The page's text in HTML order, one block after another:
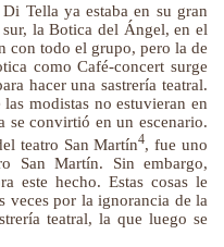
Tella ya estaba en su gran
la Botica del Ángel, en el
con todo el grupo, pero la de
como Café-concert surge
hacer una sastrería teatral.
modistas no estuvieran en
se convirtió en un escenario.
teatro San Martín4, fue uno
San Martín. Sin embargo,
este hecho. Estas cosas le
veces por la ignorancia de la
teatral, la que luego se